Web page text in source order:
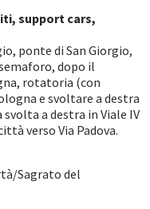
support cars,
ponte di San Giorgio,
dopo il
rotatoria (con
e svoltare a destra
a destra in Viale IV
verso Via Padova.
Sagrato del